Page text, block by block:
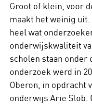
Groot of klein, voor
maakt het weinig
heel wat
onderwijskwaliteit
scholen staan
onderzoek werd in
Oberon, in opdracht
onderwijs Arie Slob.